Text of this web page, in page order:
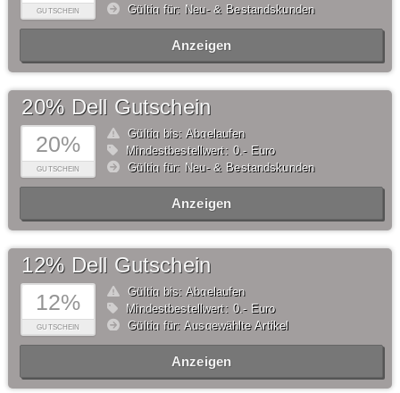
GUTSCHEIN
Gültig für: Neu- & Bestandskunden
Anzeigen
20%
GUTSCHEIN
20% Dell Gutschein
Gültig bis: Abgelaufen
Mindestbestellwert: 0,- Euro
Gültig für: Neu- & Bestandskunden
Anzeigen
12%
GUTSCHEIN
12% Dell Gutschein
Gültig bis: Abgelaufen
Mindestbestellwert: 0,- Euro
Gültig für: Ausgewählte Artikel
Anzeigen